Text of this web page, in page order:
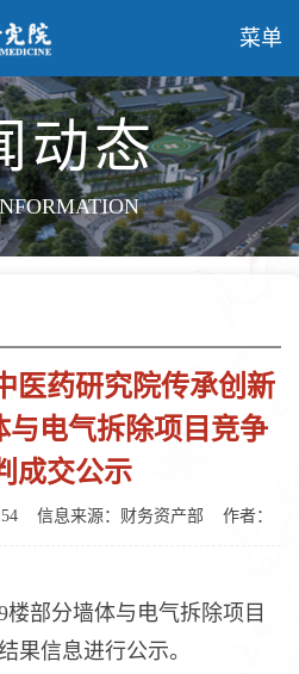
菜单
动态
医药研究院传承创新
与电气拆除项目竞争
成交公示
信息来源：财务资产部 作者：
部分墙体与电气拆除项目
果信息进行公示。